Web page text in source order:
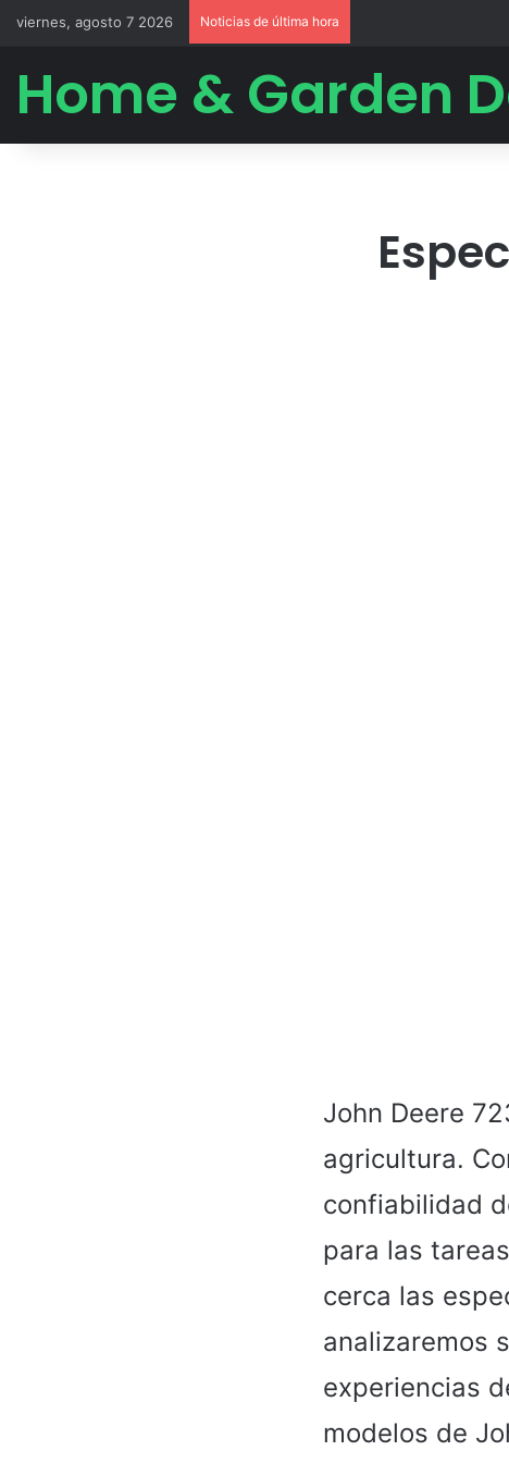
viernes, agosto 7 2026 Noticias de última hora
Home & Garden
John Deere
agricultura.
confiabilidad
para las
cerca las
analizaremos
experiencias
modelos de